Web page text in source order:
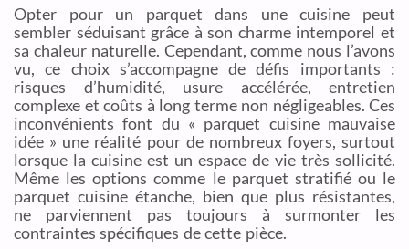
Opter pour un parquet dans une cuisine peut
sembler séduisant grâce à son charme intemporel et
sa chaleur naturelle. Cependant, comme nous l’avons
vu, ce choix s’accompagne de défis importants :
risques d’humidité, usure accélérée, entretien
complexe et coûts à long terme non négligeables. Ces
inconvénients font du « parquet cuisine mauvaise
idée » une réalité pour de nombreux foyers, surtout
lorsque la cuisine est un espace de vie très sollicité.
Même les options comme le parquet stratifié ou le
parquet cuisine étanche, bien que plus résistantes,
ne parviennent pas toujours à surmonter les
contraintes spécifiques de cette pièce.